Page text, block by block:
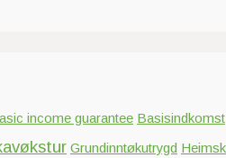
income guarantee Basisindkomst
Grundinntøkutrygd